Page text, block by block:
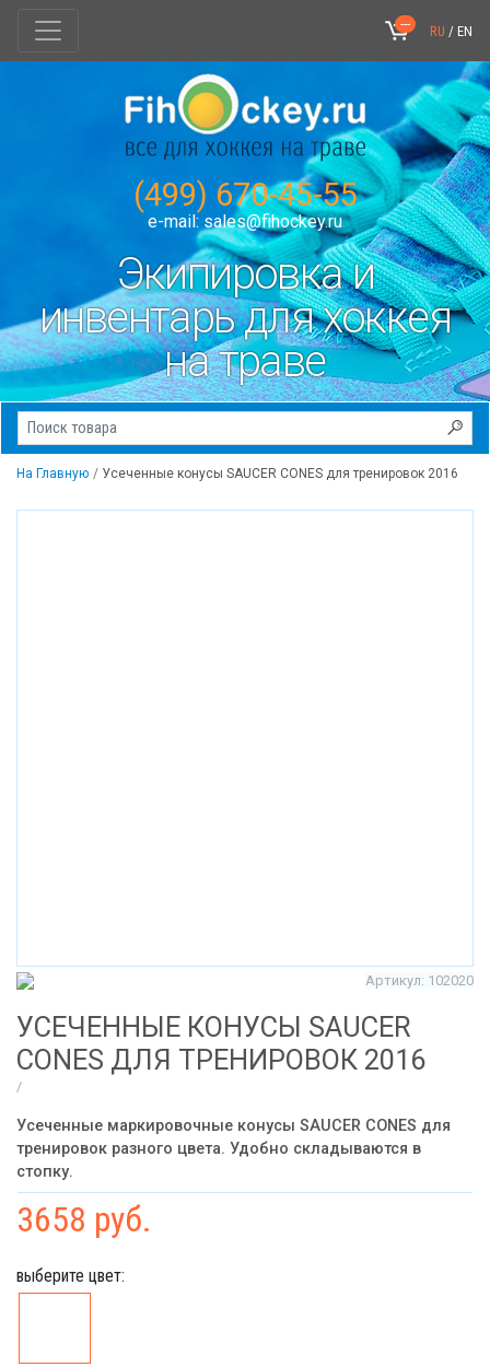
--- RU / EN
(499) 670-45-55
e-mail: sales@fihockey.ru
Экипировка и
инвентарь для хоккея
на траве
На Главную Усеченные конусы SAUCER CONES для тренировок 2016
Артикул: 102020
УСЕЧЕННЫЕ КОНУСЫ SAUCER
CONES ДЛЯ ТРЕНИРОВОК 2016
/
Усеченные маркировочные конусы SAUCER CONES для
тренировок разного цвета. Удобно складываются в
стопку.
3658 руб.
выберите цвет: